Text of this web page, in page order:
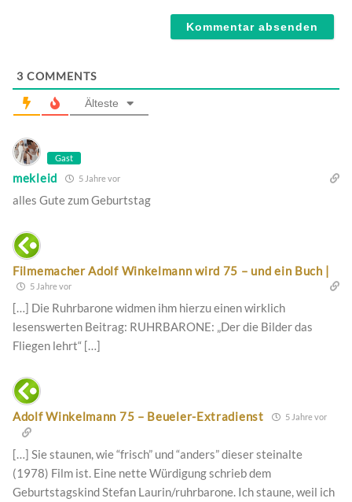
3 COMMENTS
Älteste
Gast
mekleid 5 Jahre vor
alles Gute zum Geburtstag
Filmemacher Adolf Winkelmann wird 75 – und ein Buch |
5 Jahre vor
[…] Die Ruhrbarone widmen ihm hierzu einen wirklich
lesenswerten Beitrag: RUHRBARONE: „Der die Bilder das
Fliegen lehrt“ […]
Adolf Winkelmann 75 – Beueler-Extradienst 5 Jahre vor
[…] Sie staunen, wie “frisch” und “anders” dieser steinalte
(1978) Film ist. Eine nette Würdigung schrieb dem
Geburtstagskind Stefan Laurin/ruhrbarone. Ich staune, weil ich